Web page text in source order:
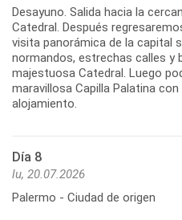
Desayuno. Salida hacia la
Catedral. Después
visita panorámica de la capital
normandos, estrechas calles y
majestuosa Catedral. Luego
maravillosa Capilla Palatina
Día 8
lu, 20.07.2026
Palermo - Ciudad de origen